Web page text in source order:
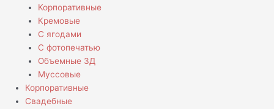
Корпоративные
Кремовые
С ягодами
С фотопечатью
Объемные 3Д
Муссовые
Корпоративные
Свадебные